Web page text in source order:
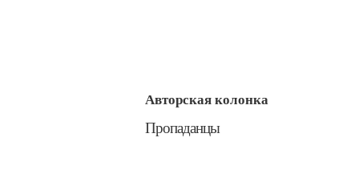
Авторская колонка
​Пропаданцы